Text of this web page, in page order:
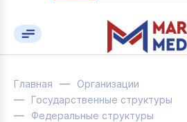
Главная
Организации
Государственные структуры
Федеральные структуры